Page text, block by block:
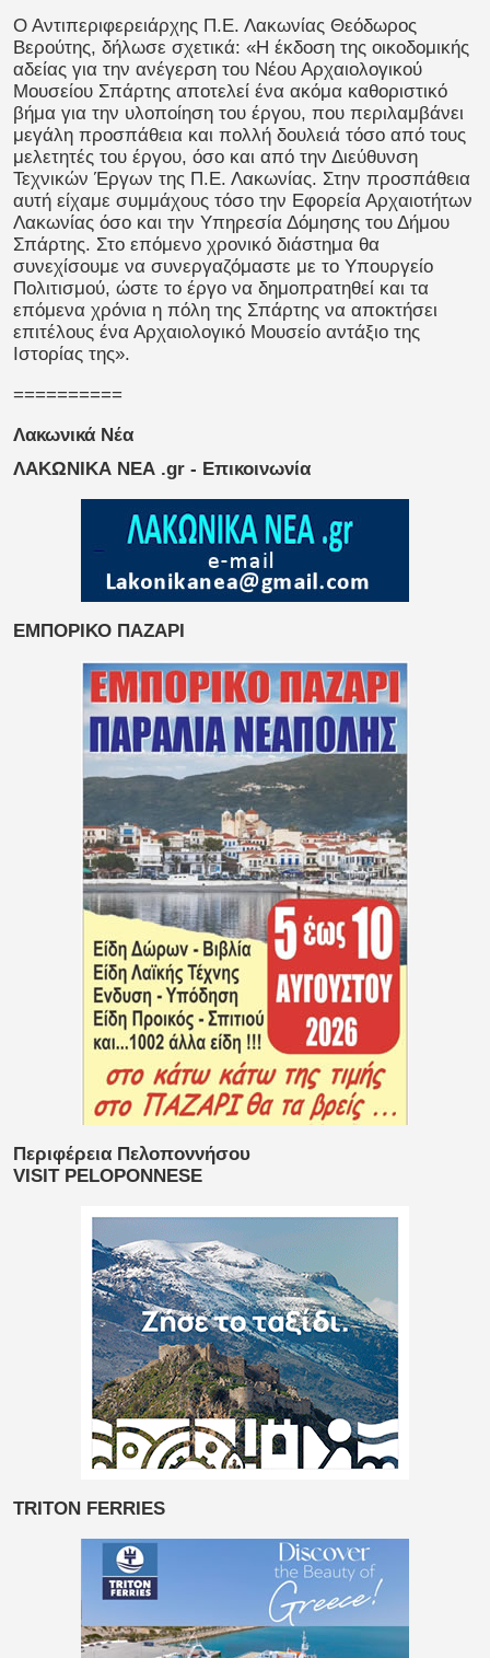
Ο Αντιπεριφερειάρχης Π.Ε. Λακωνίας Θεόδωρος
Βερούτης, δήλωσε σχετικά: «Η έκδοση της οικοδομικής
αδείας για την ανέγερση του Νέου Αρχαιολογικού
Μουσείου Σπάρτης αποτελεί ένα ακόμα καθοριστικό
βήμα για την υλοποίηση του έργου, που περιλαμβάνει
μεγάλη προσπάθεια και πολλή δουλειά τόσο από τους
μελετητές του έργου, όσο και από την Διεύθυνση
Τεχνικών Έργων της Π.Ε. Λακωνίας. Στην προσπάθεια
αυτή είχαμε συμμάχους τόσο την Εφορεία Αρχαιοτήτων
Λακωνίας όσο και την Υπηρεσία Δόμησης του Δήμου
Σπάρτης. Στο επόμενο χρονικό διάστημα θα
συνεχίσουμε να συνεργαζόμαστε με το Υπουργείο
Πολιτισμού, ώστε το έργο να δημοπρατηθεί και τα
επόμενα χρόνια η πόλη της Σπάρτης να αποκτήσει
επιτέλους ένα Αρχαιολογικό Μουσείο αντάξιο της
Ιστορίας της».
==========
Λακωνικά Νέα
ΛΑΚΩΝΙΚΑ ΝΕΑ .gr - Επικοινωνία
ΕΜΠΟΡΙΚΟ ΠΑΖΑΡΙ
Περιφέρεια Πελοποννήσου
VISIT PELOPONNESE
TRITON FERRIES